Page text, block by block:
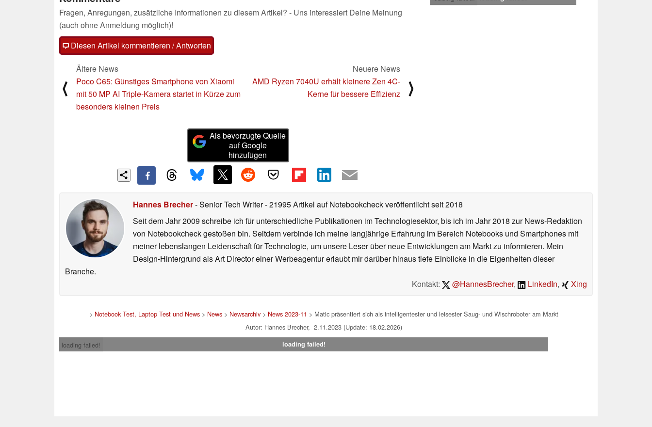
Fragen, Anregungen, zusätzliche Informationen zu diesem Artikel? - Uns interessiert Deine Meinung
(auch ohne Anmeldung möglich)!
Diesen Artikel kommentieren / Antworten
⟨
Ältere News
Poco C65: Günstiges Smartphone von Xiaomi
mit 50 MP AI Triple-Kamera startet in Kürze zum
besonders kleinen Preis
Neuere News
AMD Ryzen 7040U erhält kleinere Zen 4C-
Kerne für bessere Effizienz
⟩
Als bevorzugte Quelle
auf Google
hinzufügen
Hannes Brecher- Senior Tech Writer- 21995 Artikel auf Notebookcheck veröffentlichtseit 2018
Seit dem Jahr 2009 schreibe ich für unterschiedliche Publikationen im Technologiesektor, bis ich im Jahr 2018 zur News-Redaktion
von Notebookcheck gestoßen bin. Seitdem verbinde ich meine langjährige Erfahrung im Bereich Notebooks und Smartphones mit
meiner lebenslangen Leidenschaft für Technologie, um unsere Leser über neue Entwicklungen am Markt zu informieren. Mein
Design-Hintergrund als Art Director einer Werbeagentur erlaubt mir darüber hinaus tiefe Einblicke in die Eigenheiten dieser
Branche.
Kontakt:
@HannesBrecher, LinkedIn, Xing
> Notebook Test, Laptop Test und News> News> Newsarchiv> News 2023-11 > Matic präsentiert sich als intelligentester und leisester Saug- und Wischroboter am Markt
Autor: Hannes Brecher, 2.11.2023 (Update: 18.02.2026)
loading failed!
loading failed!